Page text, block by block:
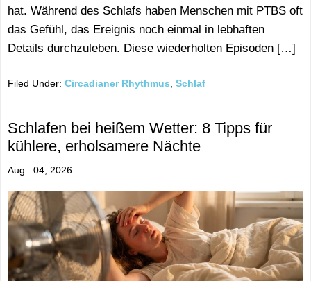
hat. Während des Schlafs haben Menschen mit PTBS oft
das Gefühl, das Ereignis noch einmal in lebhaften
Details durchzuleben. Diese wiederholten Episoden […]
Filed Under: Circadianer Rhythmus Schlaf
Schlafen bei heißem Wetter: 8 Tipps für
kühlere, erholsamere Nächte
Aug.. 04, 2026